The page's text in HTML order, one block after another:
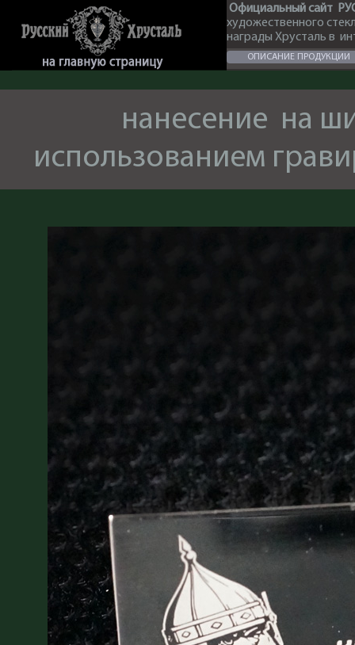
Официальный сайт
художественного
награды Хрусталь в
ОПИСАНИЕ ПРОДУКЦИИ
нанесение на
использованием